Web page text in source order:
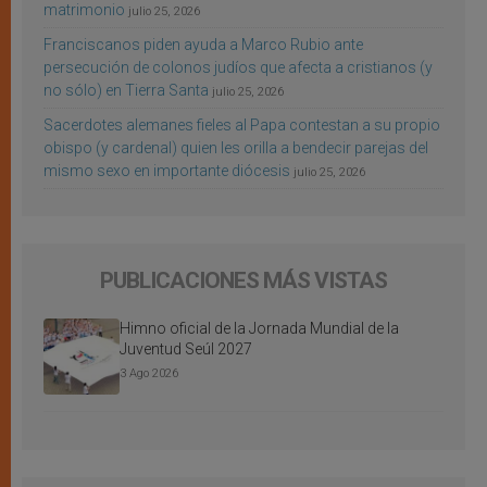
matrimonio julio 25, 2026
Franciscanos piden ayuda a Marco Rubio ante
persecución de colonos judíos que afecta a cristianos (y
no sólo) en Tierra Santa julio 25, 2026
Sacerdotes alemanes fieles al Papa contestan a su propio
obispo (y cardenal) quien les orilla a bendecir parejas del
mismo sexo en importante diócesis julio 25, 2026
PUBLICACIONES MÁS VISTAS
Himno oficial de la Jornada Mundial de la
Juventud Seúl 2027
3 Ago 2026